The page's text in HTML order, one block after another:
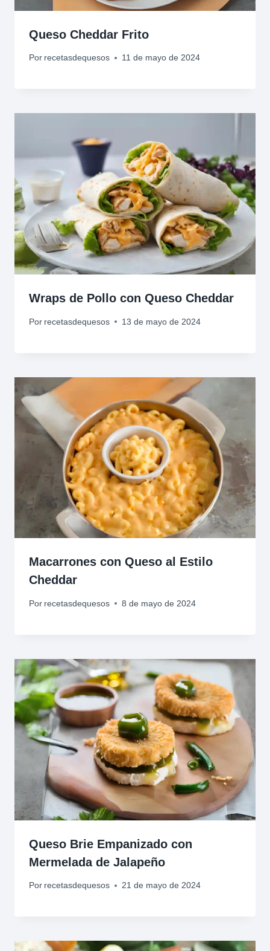
Queso Cheddar Frito
Por recetasdequesos 11 de mayo de 2024
Wraps de Pollo con Queso Cheddar
Por recetasdequesos 13 de mayo de 2024
Macarrones con Queso al Estilo
Cheddar
Por recetasdequesos 8 de mayo de 2024
Queso Brie Empanizado con
Mermelada de Jalapeño
Por recetasdequesos 21 de mayo de 2024